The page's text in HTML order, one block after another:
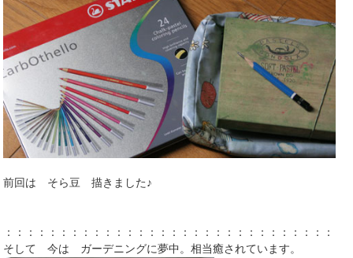
前回は そら豆 描きました♪
：：：：：：：：：：：：：：：：：：：：：：：：：：：：：：：
そして 今は ガーデニングに夢中。相当癒されています。